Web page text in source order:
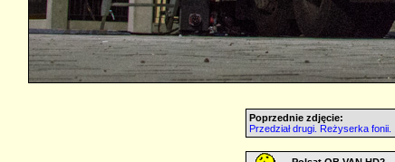
Poprzednie zdjęcie:
Przedział drugi. Reżyserka fonii.